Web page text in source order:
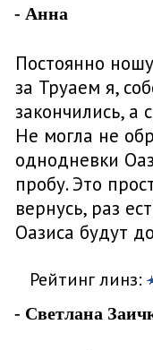
- Анна
Постоянно
за Труаем я,
закончились,
Не могла не
однодневки
пробу. Это
вернусь, раз
Оазиса будут
Рейтинг линз:
- Светлана